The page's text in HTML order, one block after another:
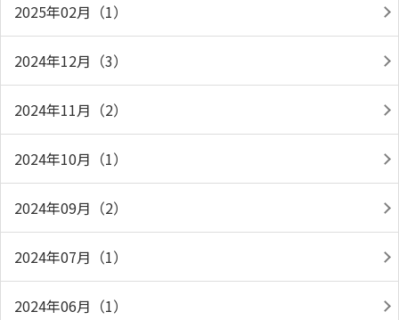
2025年02月（1）
2024年12月（3）
2024年11月（2）
2024年10月（1）
2024年09月（2）
2024年07月（1）
2024年06月（1）